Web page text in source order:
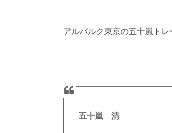
アルバルク東京の五十嵐トレ
五十嵐 清